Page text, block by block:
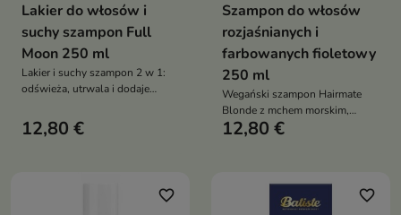
Lakier do włosów i
suchy szampon Full
Moon 250 ml
Lakier i suchy szampon 2 w 1:
odświeża, utrwala i dodaje
pochłania sebum, włosy są
lekkie, świeże i elastyczne bez
12,80 €
Szampon do włosów
rozjaśnianych i
farbowanych fioletowy
250 ml
Wegański szampon Hairmate
Blonde z mchem morskim,
wegańską keratyną i proteinami
wzmacnia pasma, zapewniając
12,80 €
favorite_border favorite_border